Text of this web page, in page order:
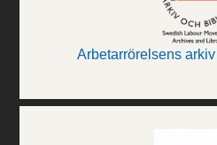
Arbetarrörelsens